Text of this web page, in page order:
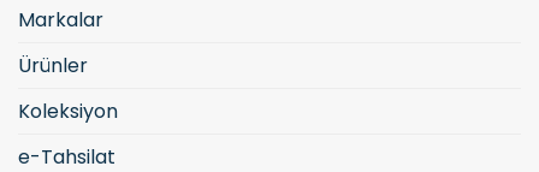
Markalar
Ürünler
Koleksiyon
e-Tahsilat